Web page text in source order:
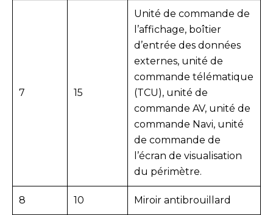
7 15
Unité de commande de
l’affichage, boîtier
d’entrée des données
externes, unité de
commande télématique
(TCU), unité de
commande AV, unité de
commande Navi, unité
de commande de
l’écran de visualisation
du périmètre.
8 10 Miroir antibrouillard